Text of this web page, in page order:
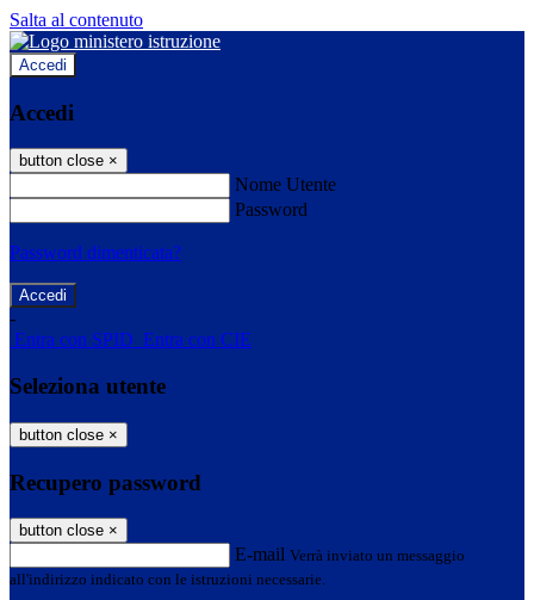
Salta al contenuto
Accedi
Accedi
button close ×
Nome Utente
Password
Password dimenticata?
-
Entra con SPID Entra con CIE
Seleziona utente
button close ×
Recupero password
button close ×
E-mail Verrà inviato un messaggio
all'indirizzo indicato con le istruzioni necessarie.